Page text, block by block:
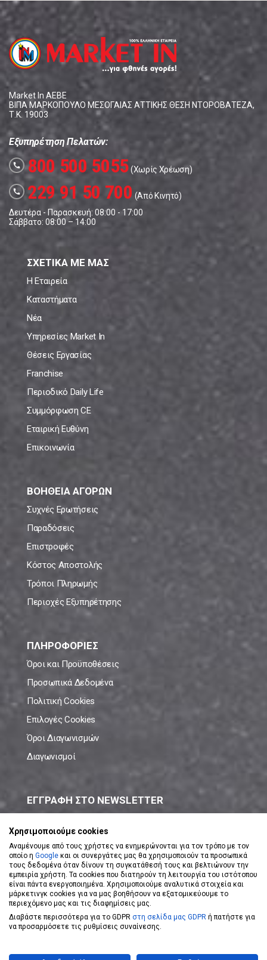
Market In ΑΕΒΕ
ΒΙΠΑ ΜΑΡΚΟΠΟΥΛΟ ΜΕΣΟΓΑΙΑΣ ΑΤΤΙΚΗΣ ΘΕΣΗ ΝΤΟΡΟΒΑΤΕΖΑ,
Τ.Κ. 19003
Εξυπηρέτηση Πελατών:
call 800 500 5055(Χωρίς Χρέωση)
call 229 91 50 700 (Από Κινητό)
Δευτέρα - Παρασκευή: 08:00 - 17:00
Σάββατο: 08:00 – 14:00
ΣΧΕΤΙΚΑ ΜΕ ΜΑΣ
Η Εταιρεία
Καταστήματα
Νέα
Υπηρεσίες Market In
Θέσεις Εργασίας
Franchise
Περιοδικό Daily Life
Συμμόρφωση CE
Εταιρική Ευθύνη
Επικοινωνία
ΒΟΗΘΕΙΑ ΑΓΟΡΩΝ
Συχνές Ερωτήσεις
Παραδόσεις
Επιστροφές
Κόστος Αποστολής
Τρόποι Πληρωμής
Περιοχές Εξυπηρέτησης
ΠΛΗΡΟΦΟΡΙΕΣ
Όροι και Προϋποθέσεις
Προσωπικά Δεδομένα
Πολιτική Cookies
Επιλογές Cookies
Όροι Διαγωνισμών
Διαγωνισμοί
ΕΓΓΡΑΦΗ ΣΤΟ NEWSLETTER
ΕΓΓΡΑΦΗ ΣΤΟ NEWSLETTER
Αποδέχομαι τουςΌρους Χρήσης
Powered byeShopKeyDesigned byKoolmetrix
Χρησιμοποιούμε cookies
Αναμένουμε από τους χρήστες να ενημερώνονται για τον τρόπο με τον
οποίο η Google και οι συνεργάτες μας θα χρησιμοποιούν τα προσωπικά
τους δεδομένα όταν δίνουν τη συγκατάθεσή τους και βελτιώνουν την
εμπειρία χρήστη. Τα cookies που διατηρούν τη λειτουργία του ιστότοπου
είναι πάντα ενεργοποιημένα. Χρησιμοποιούμε αναλυτικά στοιχεία και
μάρκετινγκ cookies για να μας βοηθήσουν να εξατομικεύουμε το
περιεχόμενο μας και τις διαφημίσεις μας.
Διαβάστε περισσότερα για το GDPR στη σελίδα μας GDPR ή πατήστε για
να προσαρμόσετε τις ρυθμίσεις συναίνεσης.